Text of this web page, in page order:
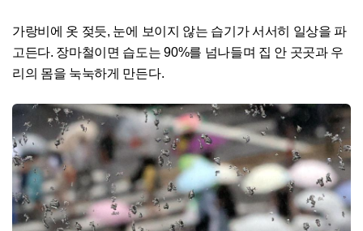
가랑비에 옷 젖듯, 눈에 보이지 않는 습기가 서서히 일상을 파
고든다. 장마철이면 습도는 90%를 넘나들며 집 안 곳곳과 우
리의 몸을 눅눅하게 만든다.